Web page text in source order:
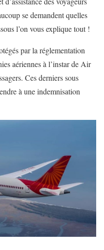
se demandent quelles
l’on vous explique tout !
par la réglementation
aériennes à l’instar de Air
Ces derniers sous
à une indemnisation